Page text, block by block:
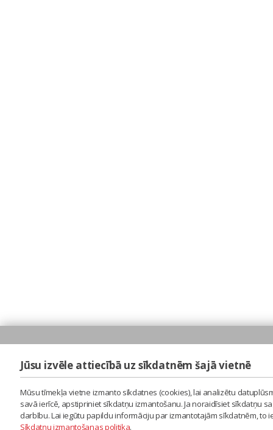
Jūsu izvēle attiecībā uz sīkdatnēm šajā vietnē
Mūsu tīmekļa vietne izmanto sīkdatnes (cookies), lai analizētu
savā ierīcē, apstipriniet sīkdatņu izmantošanu. Ja noraidīsiet sīkdatņu
darbību. Lai iegūtu papildu informāciju par izmantotajām sīkdatnēm,
Sīkdatņu izmantošanas politika.